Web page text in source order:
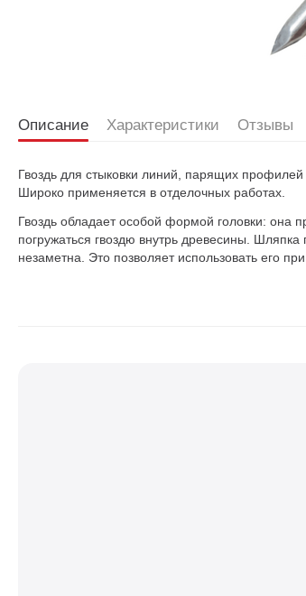
Описание Характеристики Отзывы
Гвоздь для стыковки линий, парящих
Широко применяется в отделочных работах.
Гвоздь обладает особой формой головки: она
погружаться гвоздю внутрь древесины. Шляпка
незаметна. Это позволяет использовать его